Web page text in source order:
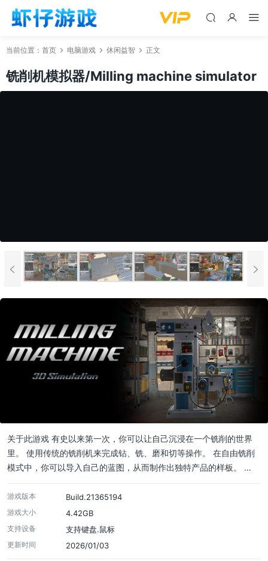
当前位置： 首页 电脑游戏 休闲益智 正文
铣削机模拟器/Milling machine simulator
关于此游戏 有史以来第一次，你可以让自己沉浸在一个铣削的世界
里。 使用传统的铣削机来完成钻、铣、磨和切等操作。 在自由铣削
模式中，你可以导入自己的蓝图，从而制作出独特产品的样板。 …
游戏版本 Build.21365194
游戏大小 4.42GB
支持设备 支持键盘.鼠标
更新时间 2026/01/03